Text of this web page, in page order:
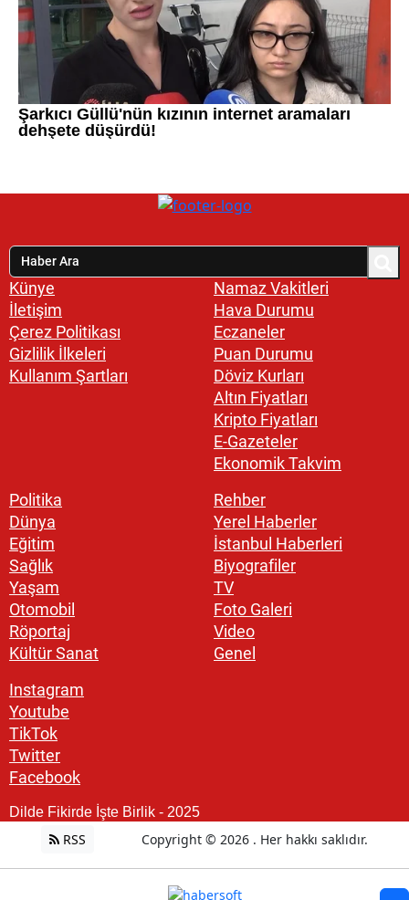
Künye
İletişim
Çerez Politikası
Gizlilik İlkeleri
Kullanım Şartları
Namaz Vakitleri
Hava Durumu
Eczaneler
Puan Durumu
Döviz Kurları
Altın Fiyatları
Kripto Fiyatları
E-Gazeteler
Ekonomik Takvim
Politika
Dünya
Eğitim
Sağlık
Yaşam
Otomobil
Röportaj
Kültür Sanat
Rehber
Yerel Haberler
İstanbul Haberleri
Biyografiler
TV
Foto Galeri
Video
Genel
Instagram
Youtube
TikTok
Twitter
Facebook
Dilde Fikirde İşte Birlik - 2025
RSS Copyright © 2026 . Her hakkı saklıdır.